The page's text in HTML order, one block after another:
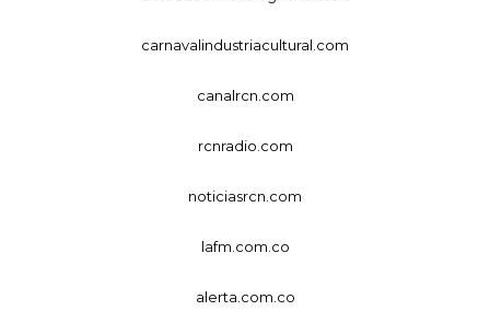
carnavalindustriacultural.com
canalrcn.com
rcnradio.com
noticiasrcn.com
lafm.com.co
alerta.com.co